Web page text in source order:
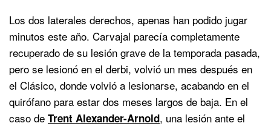
Los dos laterales derechos, apenas han podido jugar
minutos este año. Carvajal parecía completamente
recuperado de su lesión grave de la temporada pasada,
pero se lesionó en el derbi, volvió un mes después en
el Clásico, donde volvió a lesionarse, acabando en el
quirófano para estar dos meses largos de baja. En el
caso de Trent Alexander-Arnold, una lesión ante el